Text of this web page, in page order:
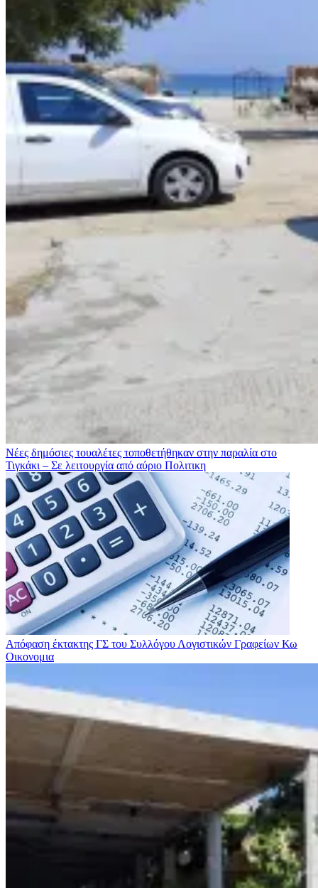
Νέες δημόσιες τουαλέτες τοποθετήθηκαν στην παραλία στο
Τιγκάκι – Σε λειτουργία από αύριο Πολιτικη
Απόφαση έκτακτης ΓΣ του Συλλόγου Λογιστικών Γραφείων Κω
Οικονομια